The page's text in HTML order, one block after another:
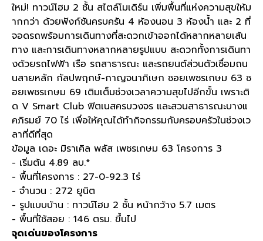
ใหม่! ทาวน์โฮม 2 ชั้น สไตล์โมเดิร์น เพิ่มพื้นที่แห่งความสุขให้ม
ากกว่า ด้วยฟังก์ชันครบครัน 4 ห้องนอน 3 ห้องน้ำ และ 2 ที่
จอดรถพร้อมการเดินทางที่สะดวกเข้าออกได้หลากหลายเส้น
ทาง และการเดินทางหลากหลายรูปแบบ สะดวกทั้งการเดินทา
งด้วยรถไฟฟ้า เรือ รถสาธารณะ และรถยนต์ส่วนตัวเชื่อมถน
นสายหลัก กัลปพฤกษ์-กาญจนาภิเษก ซอยเพชรเกษม 63 ซ
อยเพชรเกษม 69 เติมเต็มช่วงเวลาความสุขไปอีกขั้น เพราะติ
ด V Smart Club ฟิตเนสครบวงจร และสวนสาธารณะบางแ
คภิรมย์ 70 ไร่ เพื่อให้คุณได้ทำกิจกรรมกับครอบครัวในช่วงเว
ลาที่ดีที่สุด
ข้อมูล เดอะ มิราเคิล พลัส เพชรเกษม 63 โครงการ 3
- เริ่มต้น 4.89 ลบ.*
- พื้นที่โครงการ : 27-0-92.3 ไร่
- จำนวน : 272 ยูนิต
- รูปแบบบ้าน : ทาวน์โฮม 2 ชั้น หน้ากว้าง 5.7 เมตร
- พื้นที่ใช้สอย : 146 ตรม. ขึ้นไป
จุดเด่นของโครงการ